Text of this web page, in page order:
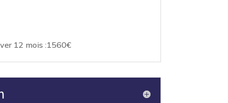
12 mois :1560€